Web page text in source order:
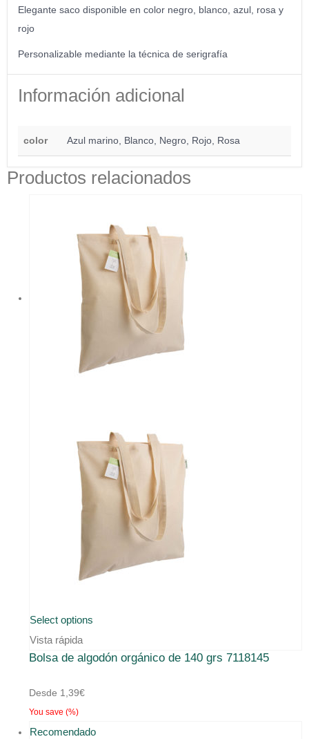
Elegante saco disponible en color negro, blanco, azul, rosa y
rojo
Personalizable mediante la técnica de serigrafía
Información adicional
color Azul marino, Blanco, Negro, Rojo, Rosa
Productos relacionados
Select options
Vista rápida
Bolsa de algodón orgánico de 140 grs 7118145
Desde 1,39€
You save (%)
Recomendado